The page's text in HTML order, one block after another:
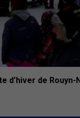
d’hiver de Rouyn-